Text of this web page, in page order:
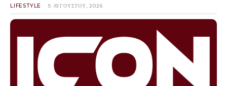
LIFESTYLE 5 ΑΥΓΟΎΣΤΟΥ, 2026